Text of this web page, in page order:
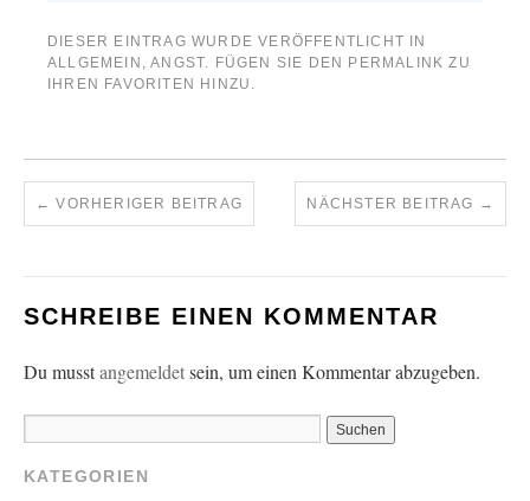
DIESER EINTRAG WURDE VERÖFFENTLICHT IN
ALLGEMEIN ,ANGST. FÜGEN SIE DEN PERMALINK ZU
IHREN FAVORITEN HINZU.
← VORHERIGER BEITRAG NÄCHSTER BEITRAG →
SCHREIBE EINEN KOMMENTAR
Du musstangemeldetsein, um einen Kommentar abzugeben.
KATEGORIEN